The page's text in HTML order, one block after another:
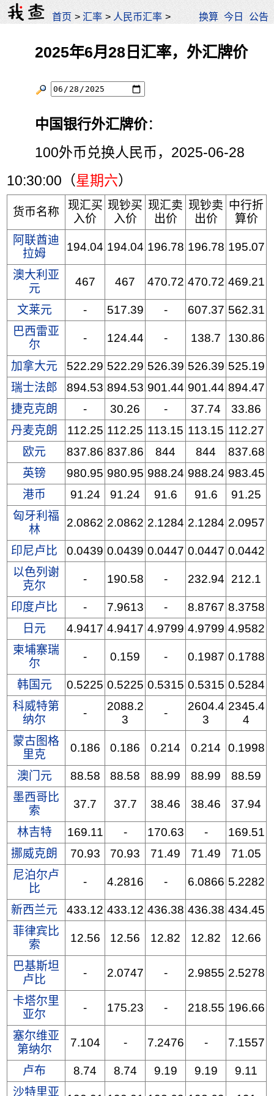
首页 >汇率 > 人民币汇率 > 换算 今日 公告
2025年6月28日汇率，外汇牌价
中国银行外汇牌价：
100外币兑换人民币，2025-06-28
10:30:00（星期六）
货币名称
现汇买
入价
现钞买
入价
现汇卖
出价
现钞卖
出价
中行折
算价
阿联酋迪
拉姆
194.04 194.04 196.78 196.78 195.07
澳大利亚
元
467 467 470.72 470.72 469.21
文莱元 - 517.39 - 607.37 562.31
巴西雷亚
尔
- 124.44 - 138.7 130.86
加拿大元 522.29 522.29 526.39 526.39 525.19
瑞士法郎
894.53 894.53 901.44 901.44 894.47
捷克克朗
- 30.26 - 37.74
33.86
丹麦克朗
112.25 112.25 113.15 113.15 112.27
欧元
837.86 837.86 844 844
837.68
英镑
980.95 980.95 988.24 988.24 983.45
港币
91.24 91.24 91.6 91.6
91.25
匈牙利福
林
2.0862 2.0862 2.1284 2.1284 2.0957
印尼卢比 0.0439 0.0439 0.0447 0.0447 0.0442
以色列谢
克尔
- 190.58 - 232.94 212.1
印度卢比 - 7.9613 - 8.8767 8.3758
日元
4.9417 4.9417 4.9799 4.9799 4.9582
柬埔寨瑞
尔
- 0.159 - 0.1987 0.1788
韩国元 0.5225 0.5225 0.5315 0.5315 0.5284
科威特第
纳尔
-
2088.2
3
-
2604.4
3
2345.4
4
蒙古图格
里克
0.186 0.186 0.214 0.214 0.1998
澳门元 88.58 88.58 88.99 88.99
88.59
墨西哥比
索
37.7 37.7 38.46 38.46 37.94
林吉特 169.11 - 170.63 -
169.51
挪威克朗
70.93 70.93 71.49 71.49
71.05
尼泊尔卢
比
- 4.2816 - 6.0866 5.2282
新西兰元 433.12 433.12 436.38 436.38 434.45
菲律宾比
索
12.56 12.56 12.82 12.82 12.66
巴基斯坦
卢比
- 2.0747 - 2.9855 2.5278
卡塔尔里
亚尔
- 175.23 - 218.55 196.66
塞尔维亚
第纳尔
7.104 - 7.2476 - 7.1557
卢布 8.74 8.74 9.19 9.19
9.11
沙特里亚